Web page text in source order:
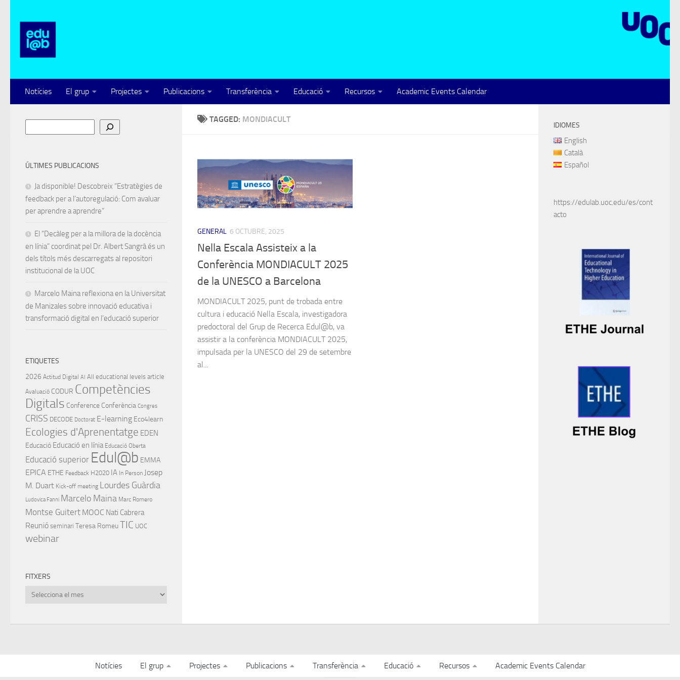
Notícies El grup Projectes Publicacions Transferència Educació Recursos Academic Events Calendar
TAGGED: MONDIACULT
GENERAL 6 OCTUBRE, 2025
Nella Escala Assisteix a la
Conferència MONDIACULT 2025
de la UNESCO a Barcelona
MONDIACULT 2025, punt de trobada entre
cultura i educació Nella Escala, investigadora
predoctoral del Grup de Recerca Edul@b, va
assistir a la conferència MONDIACULT 2025,
impulsada per la UNESCO del 29 de setembre
al...
ÚLTIMES PUBLICACIONS
Ja disponible! Descobreix “Estratègies de
feedback per a l’autoregulació: Com avaluar
per aprendre a aprendre”
El “Decàleg per a la millora de la docència
en línia” coordinat pel Dr. Albert Sangrà és un
dels títols més descarregats al repositori
institucional de la UOC
Marcelo Maina reflexiona en la Universitat
de Manizales sobre innovació educativa i
transformació digital en l’educació superior
ETIQUETES
2026 Actitud Digital AI All educational levels article
Avaluació CODUR Competències
Digitals Conference Conferència Congres
CRISS DECODE Doctorat E-learning Eco4learn
Ecologies d'Aprenentatge EDEN
Educació Educació en línia Educació Oberta
Educació superior Edul@b EMMA
EPICA ETHE Feedback H2020 IA In Person Josep
M. Duart Kick-off meeting Lourdes Guàrdia
Ludovica Fanni Marcelo Maina Marc Romero
Montse Guitert MOOC Nati Cabrera
Reunió seminari Teresa RomeuTIC UOC
webinar
FITXERS
Fitxers
IDIOMES
English
Català
Español
https://edulab.uoc.edu/es/cont
acto
Notícies El grup Projectes Publicacions Transferència Educació Recursos Academic Events Calendar